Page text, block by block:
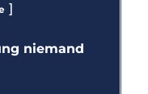
niemand